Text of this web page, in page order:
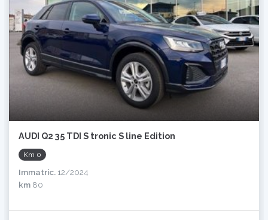
AUDI Q2 35 TDI S tronic S line Edition
Km 0
Immatric. 12/2024
km 80